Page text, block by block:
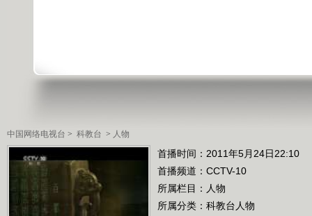
中国网络电视台 > 科教台 > 人物
首播时间：2011年5月24日22:10
首播频道： CCTV-10
所属栏目： 人物
所属分类：科教台人物